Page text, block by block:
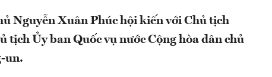
Nguyễn Xuân Phúc hội kiến với Chủ tịch
tịch Ủy ban Quốc vụ nước Cộng hòa dân chủ
un.